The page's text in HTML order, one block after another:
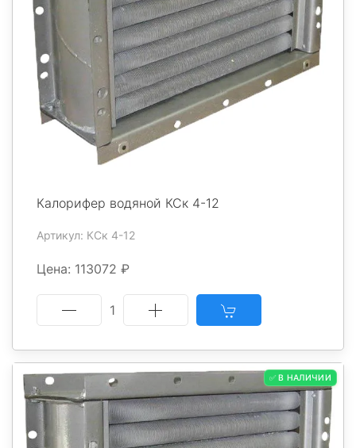
Калорифер водяной КСк 4-12
Артикул: КСк 4-12
Цена: 113072 ₽
1
✅ В НАЛИЧИИ